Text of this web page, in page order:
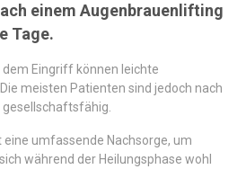
einem Augenbrauenlifting
Tage.
dem Eingriff können leichte
meisten Patienten sind jedoch nach
gesellschaftsfähig.
eine umfassende Nachsorge, um
während der Heilungsphase wohl